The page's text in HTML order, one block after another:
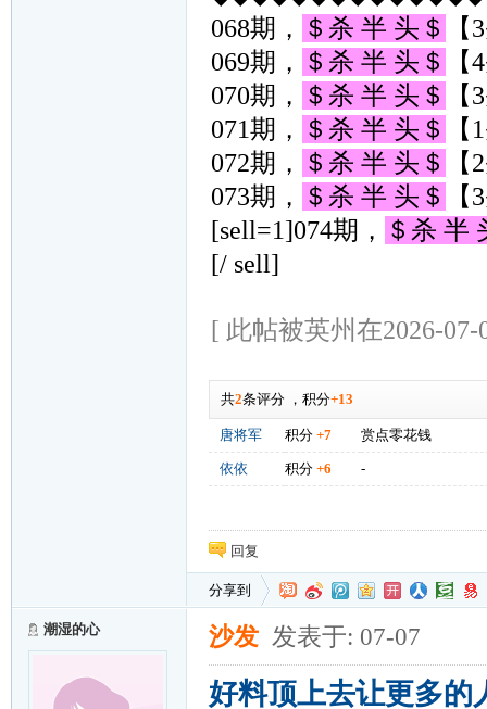
068期，
＄杀 半 头＄
069期，
＄杀 半 头＄
070期，
＄杀 半 头＄
071期，
＄杀 半 头＄
072期，
＄杀 半 头＄
073期，
＄杀 半 头＄
[sell=1]074期，
＄杀 半
[/ sell]
[ 此帖被英州在2026-
共2条评分， 积分+13
唐将军 积分 +7 赏点零花钱
依依 积分 +6 -
回复
分享到
潮湿的心 沙发 发表于: 07-07
好料顶上去让更多的